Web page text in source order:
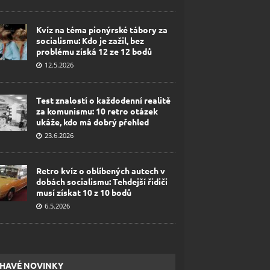
Kvíz na téma pionýrské tábory za
socialismu: Kdo je zažil, bez
problému získá 12 ze 12 bodů
12.5.2026
Test znalostí o každodenní realitě
za komunismu: 10 retro otázek
ukáže, kdo má dobrý přehled
23.6.2026
Retro kvíz o oblíbených autech v
dobách socialismu: Tehdejší řidiči
musí získat 10 z 10 bodů
6.5.2026
NOVINKY